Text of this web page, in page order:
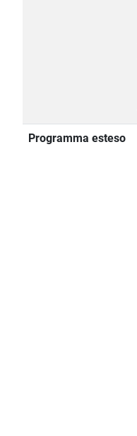
Programma esteso